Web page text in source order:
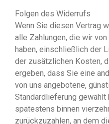
Folgen des Widerrufs
Wenn Sie diesen Vertrag
alle Zahlungen, die wir von
haben, einschließlich der
der zusätzlichen Kosten,
ergeben, dass Sie eine
von uns angebotene,
Standardlieferung gewählt
spätestens binnen
zurückzuzahlen, an dem